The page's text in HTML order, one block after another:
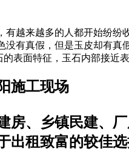
越来越多的人都开始纷
有真假，但是玉皮却有
表面特征，玉石内部接近
施工现场
房、乡镇民建、
出租致富的较佳选